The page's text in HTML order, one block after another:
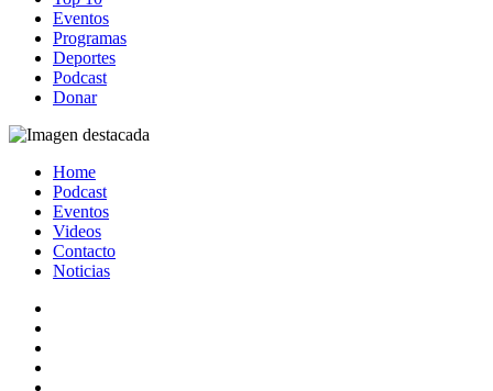
Eventos
Programas
Deportes
Podcast
Donar
Home
Podcast
Eventos
Videos
Contacto
Noticias